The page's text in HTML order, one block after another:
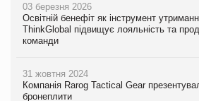
03 березня 2026
Освітній бенефіт як інструмент
ThinkGlobal підвищує лояльність та
команди
31 жовтня 2024
Компанія Rarog Tactical Gear
бронеплити